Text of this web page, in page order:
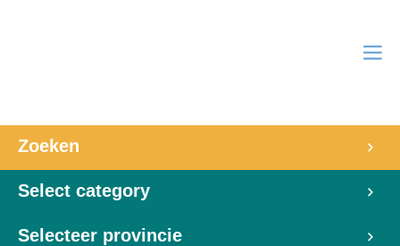
Zoeken
Select category
Selecteer provincie